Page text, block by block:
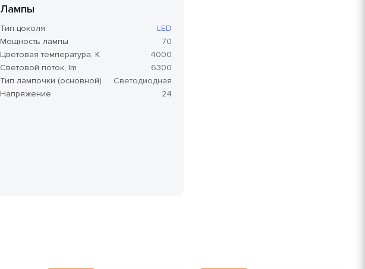
Лампы
Тип цоколя
LED
Мощность лампы
70
Цветовая температура, K
4000
Световой поток, lm
6300
Тип лампочки (основной)
Светодиодная
Напряжение
24